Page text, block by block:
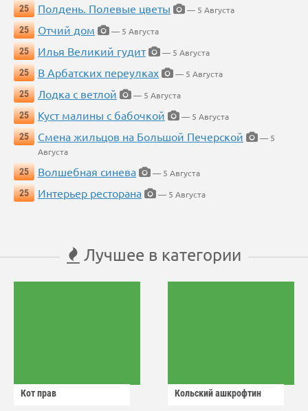
25
Полдень. Полевые цветы
— 5 Августа
25
Отчий дом
— 5 Августа
25
Илья Великий гудит
— 5 Августа
25
В Арбатских переулках
— 5 Августа
25
Лодка с ветлой
— 5 Августа
25
Куст малины с бабочкой
— 5 Августа
25
Смена жильцов на Большой Печерской
— 5
Августа
25
Волшебная синева
— 5 Августа
25
Интерьер ресторана — 5 Августа
Лучшее в категории
Кот прав Кольский ашкрофтин